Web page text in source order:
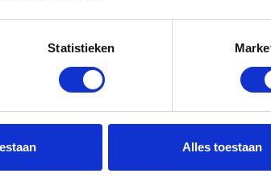
Statistieken
Alles toestaan
/ Audio in / Audio uit / Microfoon in